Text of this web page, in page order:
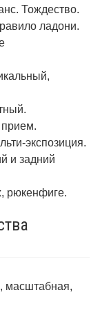
Тождество.
ладони.
прием.
экспозиция.
и задний
рюкенфиге.
масштабная,